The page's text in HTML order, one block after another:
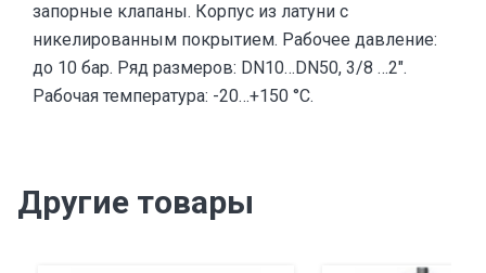
запорные клапаны. Корпус из латуни с
никелированным покрытием. Рабочее давление:
до 10 бар. Ряд размеров: DN10…DN50, 3/8 …2″.
Рабочая температура: -20…+150 °С.
Другие товары